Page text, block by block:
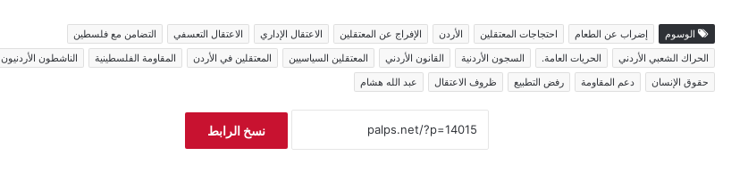
الوسوم إضراب عن الطعام احتجاجات المعتقلين الأردن الإفراج عن المعتقلين الاعتقال الإداري الاعتقال التعسفي
التضامن مع فلسطين
الحراك الشعبي الأردني
الحريات العامة. السجون الأردنية القانون الأردني المعتقلين السياسيين المعتقلين في الأردن المقاومة الفلسطينية
الناشطون الأردنيون
حقوق الإنسان
دعم المقاومة رفض التطبيع ظروف الاعتقال عبد الله هشام
نسخ الرابط